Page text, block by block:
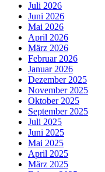
Juli 2026
Juni 2026
Mai 2026
April 2026
März 2026
Februar 2026
Januar 2026
Dezember 2025
November 2025
Oktober 2025
September 2025
Juli 2025
Juni 2025
Mai 2025
April 2025
März 2025